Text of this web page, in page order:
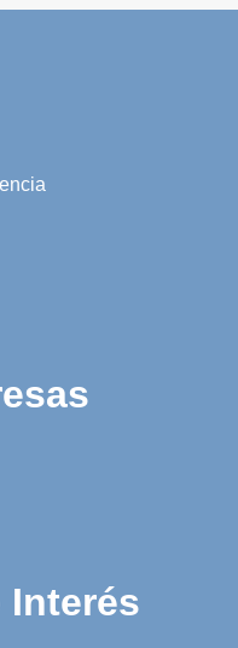
Interés